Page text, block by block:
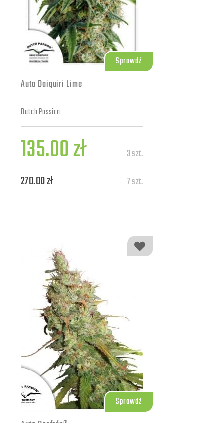
Sprawdź
Auto Daiquiri Lime
Dutch Passion
135.00 zł 3 szt.
270.00 zł 7 szt.
Sprawdź